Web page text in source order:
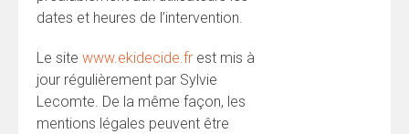
dates et heures de l’intervention.
Le site www.ekidecide.fr est mis à
jour régulièrement par Sylvie
Lecomte. De la même façon, les
mentions légales peuvent être